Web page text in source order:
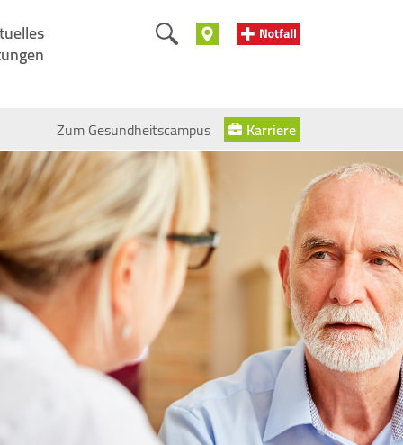
Zum Gesundheitscampus Karriere